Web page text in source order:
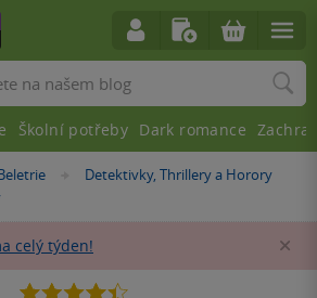
»
Detektivky, Thrillery a Horory
celý týden!
4.4
Školní potřeby Dark romance